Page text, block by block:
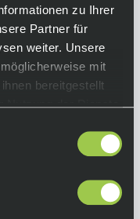
zu Ihrer
Partner für
weiter. Unsere
mit
bereitgestellt
Nutzung der Dienste
routing,